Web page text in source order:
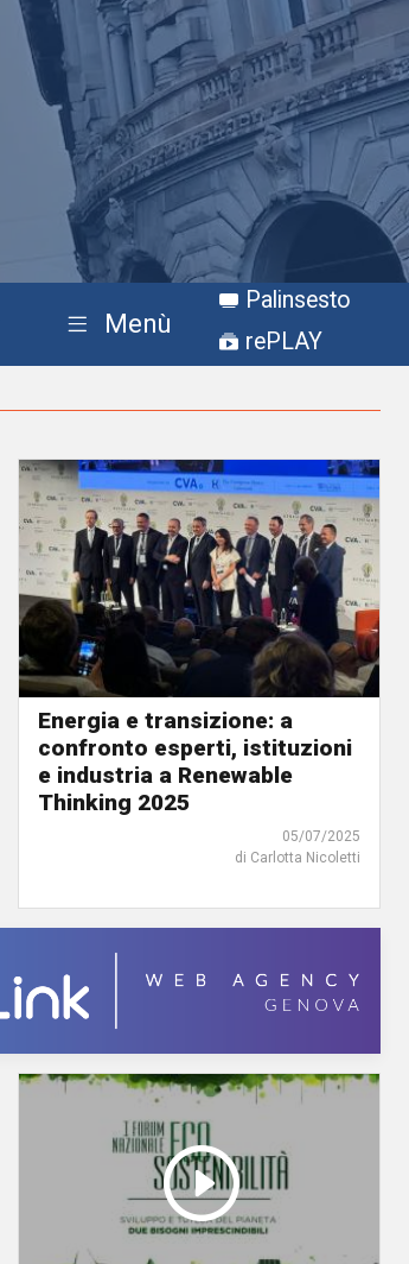
Menù
Palinsesto
rePLAY
Energia e transizione: a
confronto esperti, istituzioni
e industria a Renewable
Thinking 2025
05/07/2025
di Carlotta Nicoletti